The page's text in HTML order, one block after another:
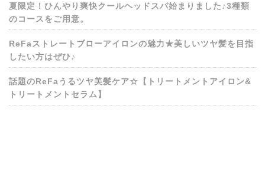
夏限定！ひんやり爽快クールヘッドスパ始まりました♪3種類
のコースをご用意。
ReFaストレートブローアイロンの魅力★美しいツヤ髪を目指
したい方はぜひ♪
話題のReFaうるツヤ美髪ケア☆【トリートメントアイロン&
トリートメントセラム】